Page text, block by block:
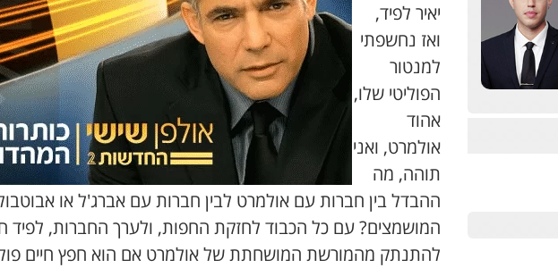
יאיר לפיד,
ואז נחשפתי
למנטור
הפוליטי שלו,
אהוד
אולמרט, ואני
תוהה, מה
ההבדל בין חברות עם אולמרט לבין חברות עם אברג'ל או
המושמצים? עם כל הכבוד לחזקת החפות, ולערך החברות, לפיד
להתנתק מהמורשת המושחתת של אולמרט אם הוא חפץ חיים